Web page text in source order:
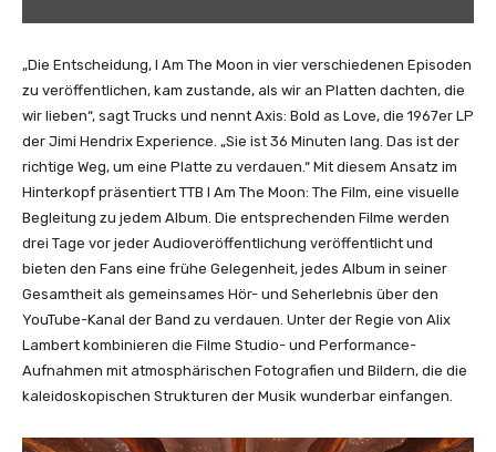
n
z
e
i
g
e
n
u
s
B
a
n
d
–
I
A
m
T
h
M
„Die Entscheidung, I Am The Moon in vier verschiedenen Episoden
zu veröffentlichen, kam zustande, als wir an Platten dachten, die
wir lieben“, sagt Trucks und nennt Axis: Bold as Love, die 1967er LP
der Jimi Hendrix Experience. „Sie ist 36 Minuten lang. Das ist der
richtige Weg, um eine Platte zu verdauen.“ Mit diesem Ansatz im
Hinterkopf präsentiert TTB I Am The Moon: The Film, eine visuelle
Begleitung zu jedem Album. Die entsprechenden Filme werden
drei Tage vor jeder Audioveröffentlichung veröffentlicht und
bieten den Fans eine frühe Gelegenheit, jedes Album in seiner
Gesamtheit als gemeinsames Hör- und Seherlebnis über den
YouTube-Kanal der Band zu verdauen. Unter der Regie von Alix
Lambert kombinieren die Filme Studio- und Performance-
Aufnahmen mit atmosphärischen Fotografien und Bildern, die die
kaleidoskopischen Strukturen der Musik wunderbar einfangen.